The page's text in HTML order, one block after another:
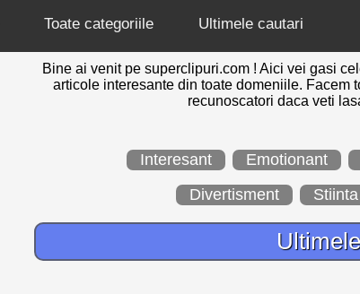
Toate categoriile Ultimele cautari
Bine ai venit pe superclipuri.com ! Aici vei gasi
articole interesante din toate domeniile. Facem
recunoscatori daca veti
Interesant Emotionant
Divertisment
Stiinta